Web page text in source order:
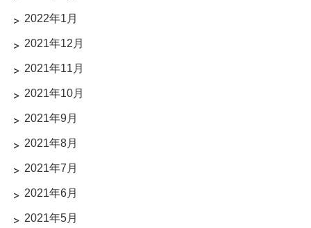
2022年1月
2021年12月
2021年11月
2021年10月
2021年9月
2021年8月
2021年7月
2021年6月
2021年5月